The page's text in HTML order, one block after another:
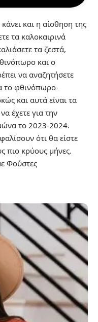
και η αίσθηση της
τα καλοκαιρινά
τα ζεστά,
και ο
να αναζητήσετε
το φθινόπωρο-
και αυτά είναι τα
έχετε για την
το 2023-2024.
ότι θα είστε
πιο κρύους μήνες.
Φούστες